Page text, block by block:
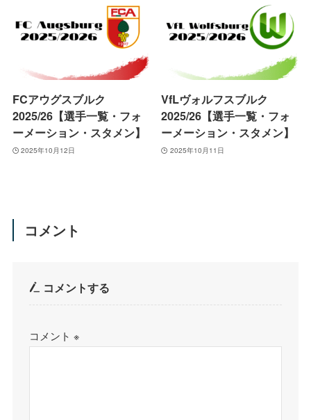
FCアウグスブルク
2025/26【選手一覧・フォ
ーメーション・スタメン】
2025年10月12日
VfLヴォルフスブルク
2025/26【選手一覧・フォ
ーメーション・スタメン】
2025年10月11日
コメント
コメントする
コメント※